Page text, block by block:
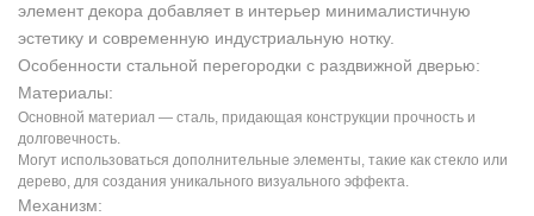
элемент декора добавляет в интерьер минималистичную
эстетику и современную индустриальную нотку.
Особенности стальной перегородки с раздвижной дверью:
Материалы:
Основной материал — сталь, придающая конструкции прочность и
долговечность.
Могут использоваться дополнительные элементы, такие как стекло или
дерево, для создания уникального визуального эффекта.
Механизм: